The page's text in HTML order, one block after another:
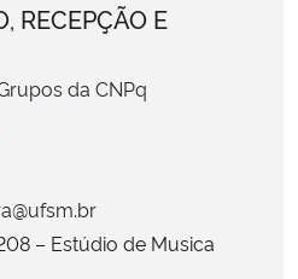
RECEPÇÃO E
da CNPq
– Estúdio de Musica